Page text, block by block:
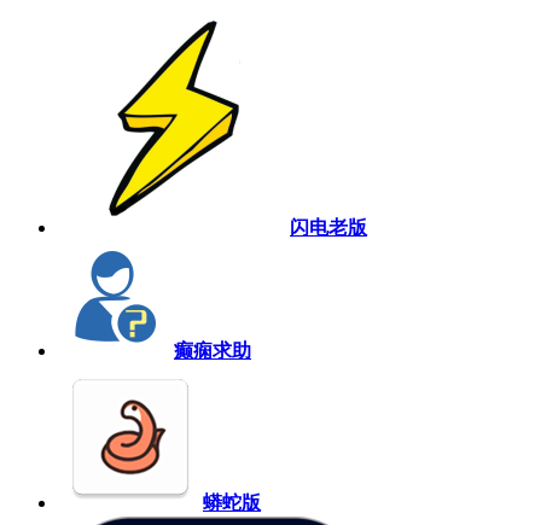
闪电老版
癫痫求助
蟒蛇版